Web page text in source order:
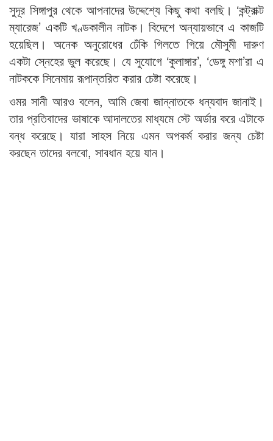
সুদূর সিঙ্গাপুর থেকে আপনাদের উদ্দেশ্যে কিছু কথা বলছি। ‘কন্ট্রাক্ট
ম্যারেজ’ একটি খণ্ডকালীন নাটক। বিদেশে অন্যায়ভাবে এ কাজটি
হয়েছিল। অনেক অনুরোধের ঢেঁকি গিলতে গিয়ে মৌসুমী দারুণ
একটা স্নেহের ভুল করেছে। যে সুযোগে ‘কুলাঙ্গার’, ‘ডেঙ্গু মশা’রা এ
নাটককে সিনেমায় রূপান্তরিত করার চেষ্টা করেছে।
ওমর সানী আরও বলেন, আমি জেবা জান্নাতকে ধন্যবাদ জানাই।
তার প্রতিবাদের ভাষাকে আদালতের মাধ্যমে স্টে অর্ডার করে এটাকে
বন্ধ করেছে। যারা সাহস নিয়ে এমন অপকর্ম করার জন্য চেষ্টা
করছেন তাদের বলবো, সাবধান হয়ে যান।